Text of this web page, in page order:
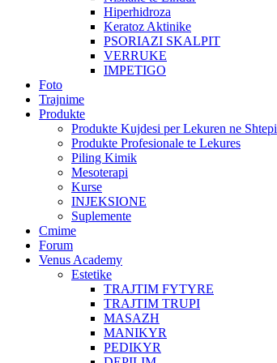
Hiperhidroza
Keratoz Aktinike
PSORIAZI SKALPIT
VERRUKE
IMPETIGO
Foto
Trajnime
Produkte
Produkte Kujdesi per Lekuren ne Shtepi
Produkte Profesionale te Lekures
Piling Kimik
Mesoterapi
Kurse
INJEKSIONE
Suplemente
Cmime
Forum
Venus Academy
Estetike
TRAJTIM FYTYRE
TRAJTIM TRUPI
MASAZH
MANIKYR
PEDIKYR